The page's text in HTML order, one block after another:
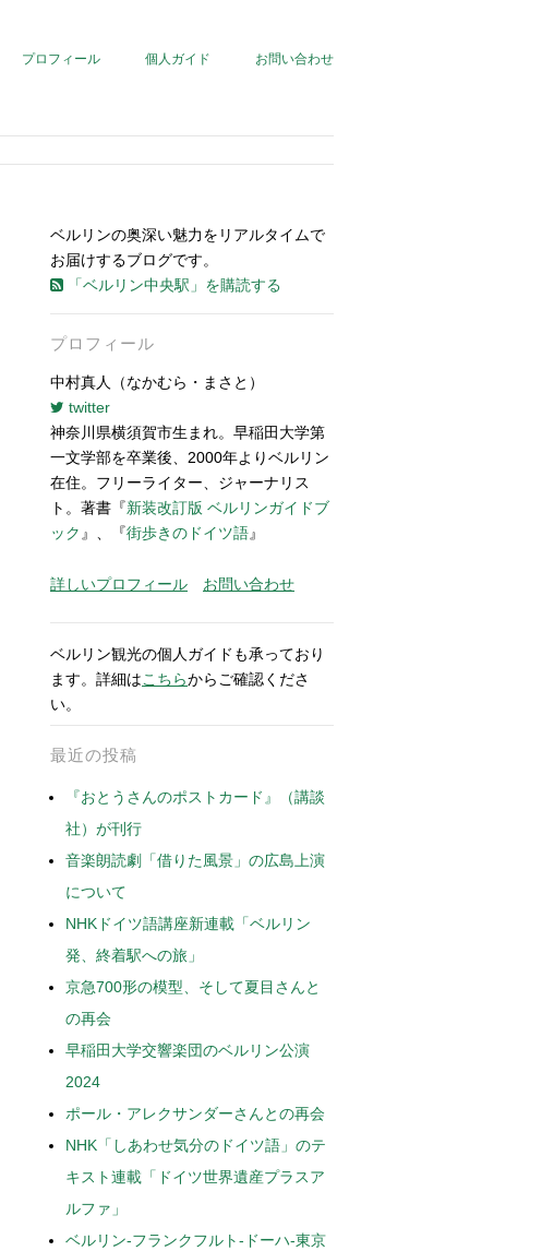
プロフィール 個人ガイド お問い合わせ
ベルリンの奥深い魅力をリアルタイムで
お届けするブログです。
「ベルリン中央駅」を購読する
プロフィール
中村真人（なかむら・まさと）
twitter
神奈川県横須賀市生まれ。早稲田大学第
一文学部を卒業後、2000年よりベルリン
在住。フリーライター、ジャーナリス
ト。著書『新装改訂版 ベルリンガイドブ
ック 』、『街歩きのドイツ語』
詳しいプロフィール お問い合わせ
ベルリン観光の個人ガイドも承っており
ます。詳細はこちらからご確認くださ
い。
最近の投稿
『おとうさんのポストカード』（講談
社）が刊行
音楽朗読劇「借りた風景」の広島上演
について
NHKドイツ語講座新連載「ベルリン
発、終着駅への旅」
京急700形の模型、そして夏目さんと
の再会
早稲田大学交響楽団のベルリン公演
2024
ポール・アレクサンダーさんとの再会
NHK「しあわせ気分のドイツ語」のテ
キスト連載「ドイツ世界遺産プラスア
ルファ」
ベルリン-フランクフルト-ドーハ-東京